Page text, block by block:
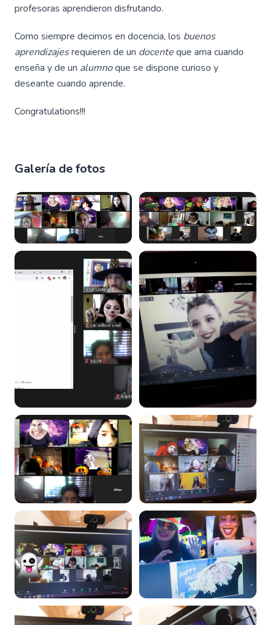
profesoras aprendieron disfrutando.
Como siempre decimos en docencia, los buenos
aprendizajesrequieren de un docenteque ama cuando
enseña y de un alumnoque se dispone curioso y
deseante cuando aprende.
Congratulations!!!
Galería de fotos